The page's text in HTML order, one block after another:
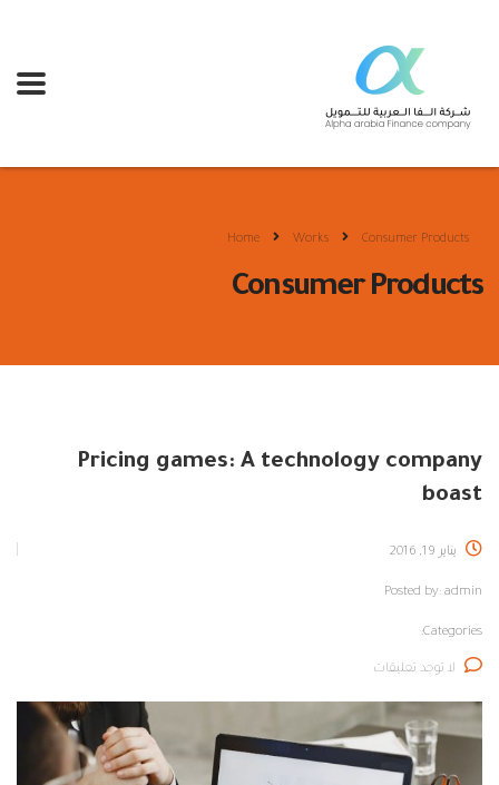
Home Works Consumer Products
Consumer Products
Pricing games: A technology company
boast
يناير 19, 2016
Posted by: admin
Categories:
لا توجد تعليقات